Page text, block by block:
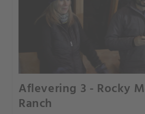
Aflevering 3 - Rocky
Ranch